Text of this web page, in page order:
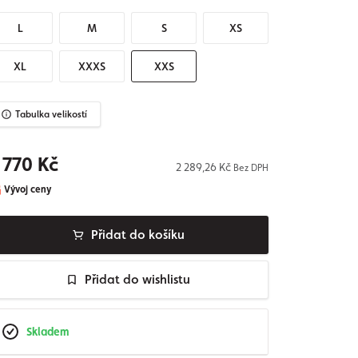
L M S XS
XL XXXS XXS
Tabulka velikostí
Kč 2 289,26 Kč Bez DPH
Vývoj ceny
Přidat do košíku
Přidat do wishlistu
Skladem